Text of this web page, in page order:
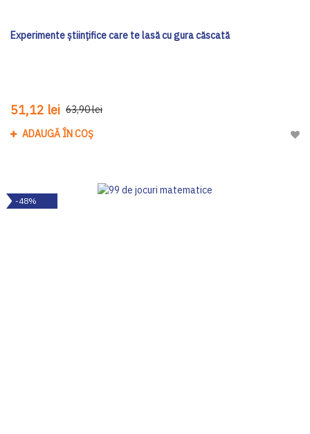
Experimente științifice care te lasă cu gura căscată
51,12 lei 63,90 lei
ADAUGĂ ÎN COȘ
-48%